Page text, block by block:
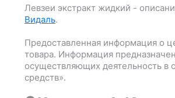
Левзеи экстракт жидкий -
Видаль.
Предоставленная информация о
товара. Информация
осуществляющих деятельность в
средств».